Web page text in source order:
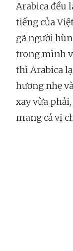
Arabica đều
tiếng của
gã người
trong mình
thì Arabica
hương nhẹ
xay vừa
mang cả vị